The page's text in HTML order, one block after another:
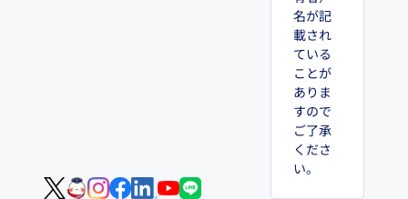
名が記
載され
ている
ことが
ありま
すので
ご了承
くださ
い。